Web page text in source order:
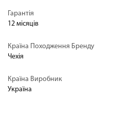
Гарантія
12 місяців
Країна Походження Бренду
Чехія
Країна Виробник
Україна